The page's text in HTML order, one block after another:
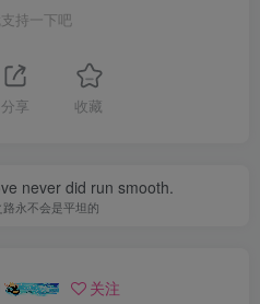
持一下吧
分享 收藏
never did run smooth.
永不会是平坦的
关注